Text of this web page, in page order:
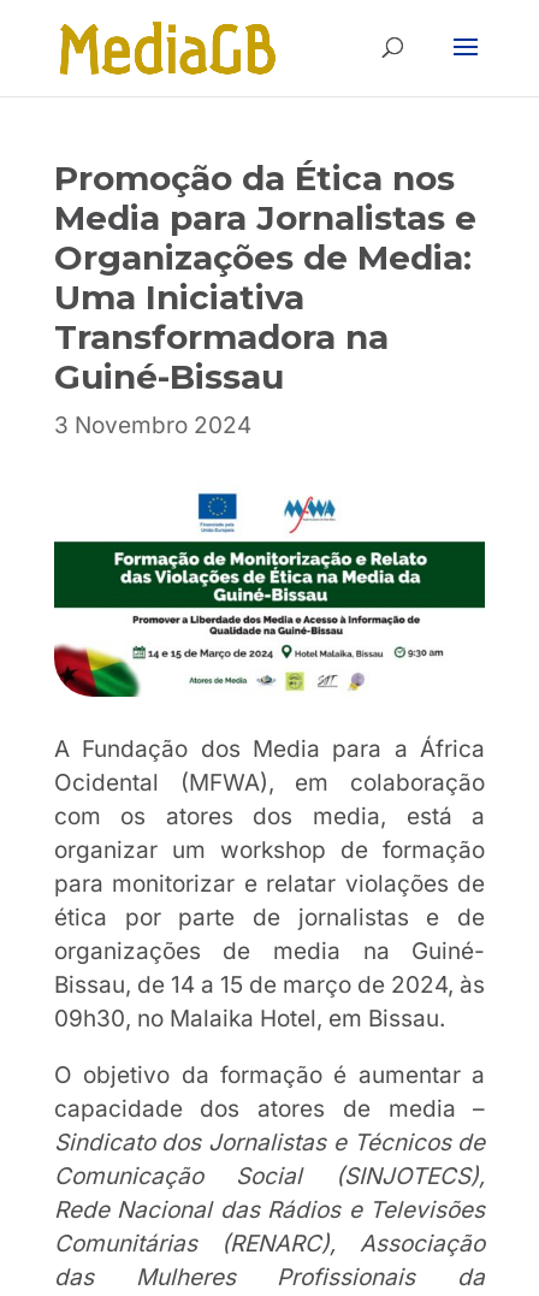
Content
navigation
Promoção da Ética nos
Media para Jornalistas e
Organizações de Media:
Uma Iniciativa
Transformadora na
Guiné-Bissau
3 Novembro 2024
A Fundação dos Media para a África
Ocidental (MFWA), em colaboração
com os atores dos media, está a
organizar um workshop de formação
para monitorizar e relatar violações de
ética por parte de jornalistas e de
organizações de media na Guiné-
Bissau, de 14 a 15 de março de 2024, às
09h30, no Malaika Hotel, em Bissau.
O objetivo da formação é aumentar a
capacidade dos atores de media –
Sindicato dos Jornalistas e Técnicos de
Comunicação Social (SINJOTECS),
Rede Nacional das Rádios e Televisões
Comunitárias (RENARC), Associação
das Mulheres Profissionais da